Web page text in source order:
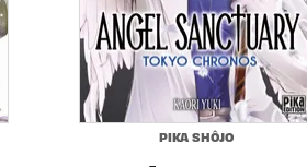
PIKA SHÔJO